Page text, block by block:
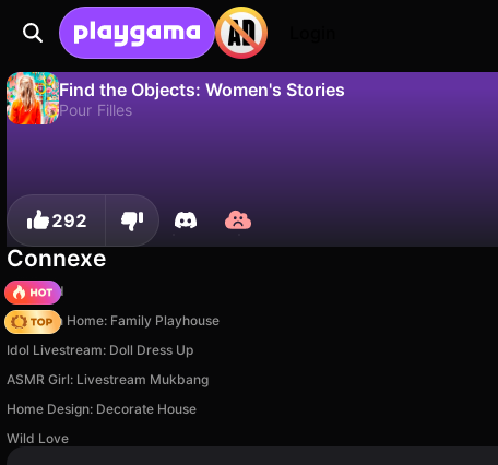
Find the Objects: Women's Stories
Pour Filles
292
Connexe
TB World
My Town Home: Family Playhouse
Idol Livestream: Doll Dress Up
ASMR Girl: Livestream Mukbang
Home Design: Decorate House
Wild Love